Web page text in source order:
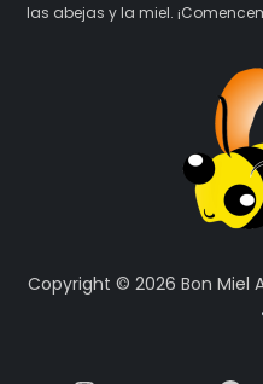
las abejas y la miel.
Copyright © 2026 Bon Miel